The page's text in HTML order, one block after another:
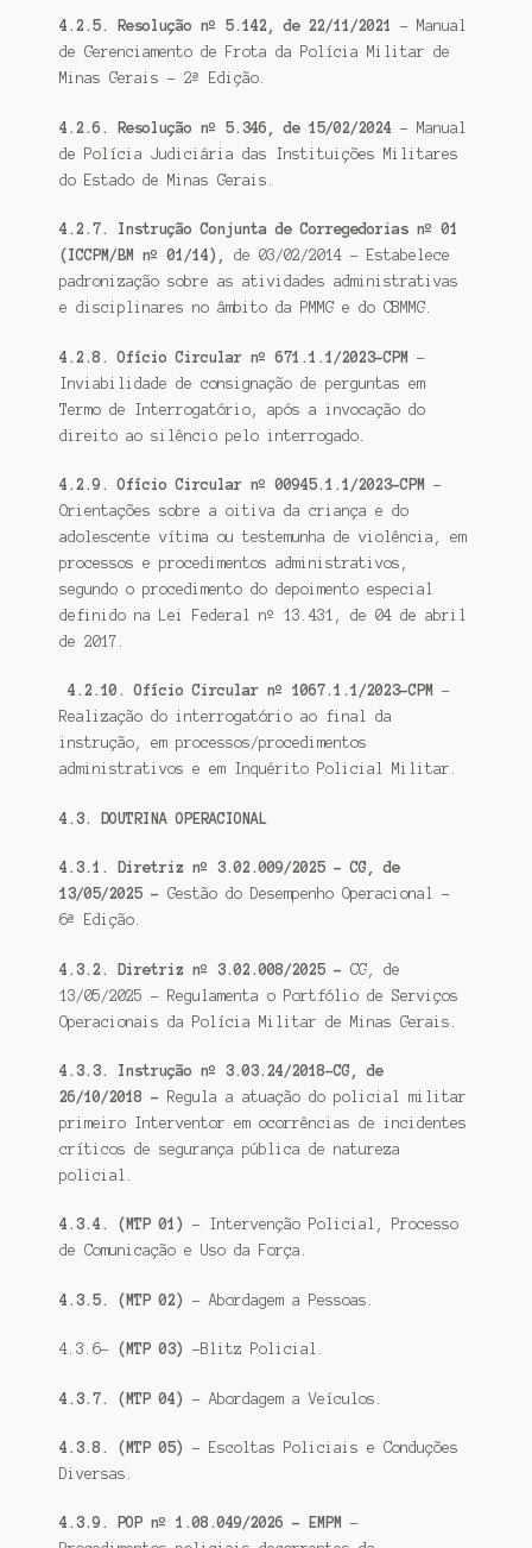
4.2.5. Resolução nº 5.142, de 22/11/2021
– Manual
de Gerenciamento de Frota da Polícia Militar de
Minas Gerais – 2ª Edição.
4.2.6. Resolução nº 5.346, de 15/02/2024 – Manual
de Polícia Judiciária das Instituições Militares
do Estado de Minas Gerais.
4.2.7. Instrução Conjunta de Corregedorias nº 01
(ICCPM/BM nº 01/14),
de 03/02/2014 – Estabelece
padronização sobre as atividades administrativas
e disciplinares no âmbito da PMMG e do CBMMG.
4.2.8. Ofício Circular nº 671.1.1/2023-CPM
–
Inviabilidade de consignação de perguntas em
Termo de Interrogatório, após a invocação do
direito ao silêncio pelo interrogado.
4.2.9. Ofício Circular nº 00945.1.1/2023-CPM
–
Orientações sobre a oitiva da criança e do
adolescente vítima ou testemunha de violência, em
processos e procedimentos administrativos,
segundo o procedimento do depoimento especial
definido na Lei Federal nº 13.431, de 04 de abril
de 2017.
4.2.10. Ofício Circular nº 1067.1.1/2023-CPM
–
Realização do interrogatório ao final da
instrução, em processos/procedimentos
administrativos e em Inquérito Policial Militar.
4.3. DOUTRINA OPERACIONAL
4.3.1. Diretriz nº 3.02.009/2025 – CG, de
13/05/2025 – Gestão do Desempenho Operacional –
6ª Edição.
4.3.2. Diretriz nº 3.02.008/2025 – CG, de
13/05/2025 – Regulamenta o Portfólio de Serviços
Operacionais da Polícia Militar de Minas Gerais.
4.3.3. Instrução nº 3.03.24/2018-CG, de
26/10/2018 – Regula a atuação do policial militar
primeiro Interventor em ocorrências de incidentes
críticos de segurança pública de natureza
policial.
4.3.4. (MTP 01)
– Intervenção Policial, Processo
de Comunicação e Uso da Força.
4.3.5. (MTP 02) – Abordagem a Pessoas.
4.3.6- (MTP 03) -Blitz Policial.
4.3.7. (MTP 04) – Abordagem a Veículos.
4.3.8. (MTP 05)
– Escoltas Policiais e Conduções
Diversas.
4.3.9. POP nº 1.08.049/2026 – EMPM
–